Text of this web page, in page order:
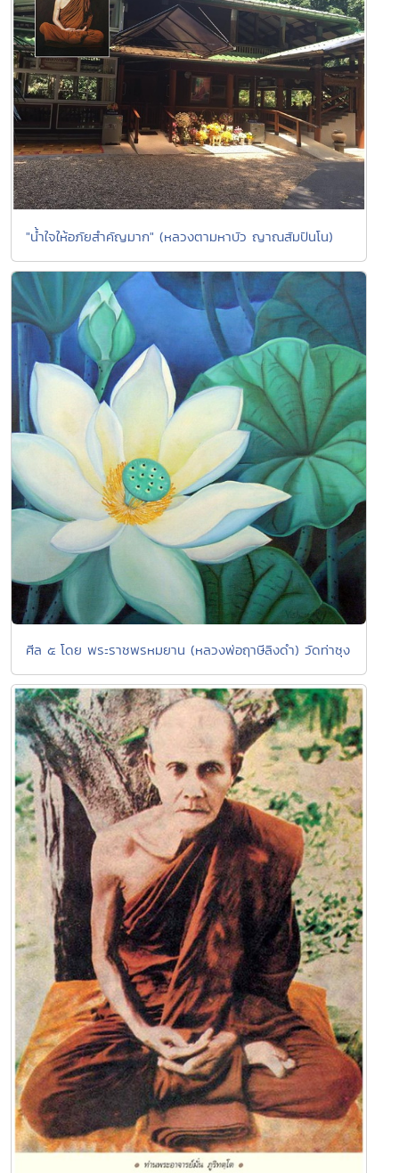
"น้ำใจให้อภัยสำคัญมาก" (หลวงตามหาบัว ญาณสัมปันโน)
ศีล ๕ โดย พระราชพรหมยาน (หลวงพ่อฤาษีลิงดำ) วัดท่าซุง